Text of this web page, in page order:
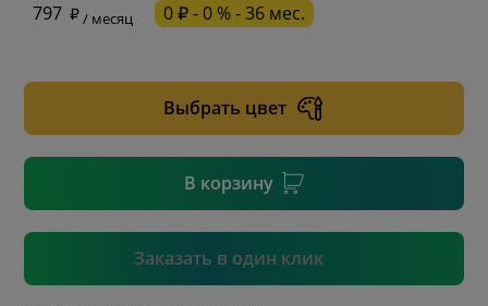
797
/ месяц 0 ₽ - 0 % - 36 мес.
Выбрать цвет
В корзину
Заказать в один клик
* необязательное поле
Подтвердить